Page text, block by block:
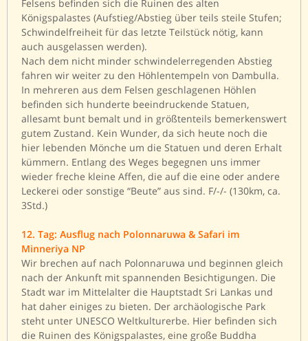
Felsens befinden sich die Ruinen des alten
Königspalastes (Aufstieg/Abstieg über teils steile Stufen;
Schwindelfreiheit für das letzte Teilstück nötig, kann
auch ausgelassen werden).
Nach dem nicht minder schwindelerregenden Abstieg
fahren wir weiter zu den Höhlentempeln von Dambulla.
In mehreren aus dem Felsen geschlagenen Höhlen
befinden sich hunderte beeindruckende Statuen,
allesamt bunt bemalt und in größtenteils bemerkenswert
gutem Zustand. Kein Wunder, da sich heute noch die
hier lebenden Mönche um die Statuen und deren Erhalt
kümmern. Entlang des Weges begegnen uns immer
wieder freche kleine Affen, die auf die eine oder andere
Leckerei oder sonstige “Beute” aus sind. F/-/- (130km, ca.
3Std.)
12. Tag: Ausflug nach Polonnaruwa & Safari im
Minneriya NP
Wir brechen auf nach Polonnaruwa und beginnen gleich
nach der Ankunft mit spannenden Besichtigungen. Die
Stadt war im Mittelalter die Hauptstadt Sri Lankas und
hat daher einiges zu bieten. Der archäologische Park
steht unter UNESCO Weltkulturerbe. Hier befinden sich
die Ruinen des Königspalastes, eine große Buddha